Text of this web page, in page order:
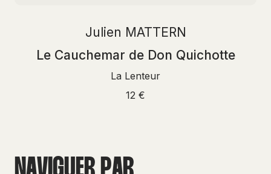
Julien MATTERN
Le Cauchemar de Don Quichotte
La Lenteur
12 €